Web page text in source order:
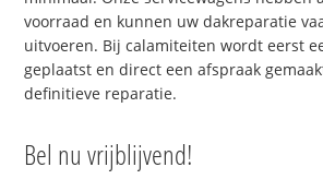
voorraad en kunnen uw dakreparatie
uitvoeren. Bij calamiteiten wordt eerst
geplaatst en direct een afspraak
definitieve reparatie.
Bel nu vrijblijvend!